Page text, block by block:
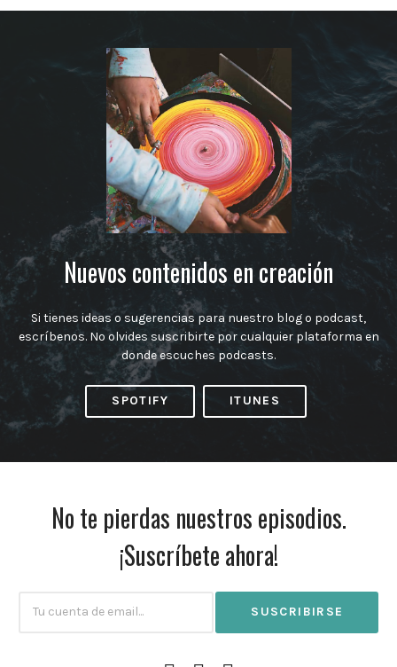
Nuevos contenidos en creación
Si tienes ideas o sugerencias para nuestro blog o podcast,
escríbenos. No olvides suscribirte por cualquier plataforma en
donde escuches podcasts.
SPOTIFY ITUNES
No te pierdas nuestros episodios.
¡Suscríbete ahora!
Email